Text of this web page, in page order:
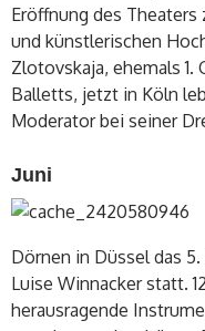
Eröffnung des
und künstlerischen
Zlotovskaja, ehemals
Balletts, jetzt in Köln
Moderator bei seiner
Juni
Dörnen in Düssel das
Luise Winnacker statt.
herausragende